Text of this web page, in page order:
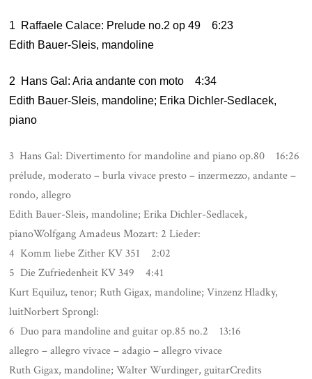
1 Raffaele Calace: Prelude no.2 op 49 6:23
Edith Bauer-Sleis, mandoline
2 Hans Gal: Aria andante con moto 4:34
Edith Bauer-Sleis, mandoline; Erika Dichler-Sedlacek,
piano
3 Hans Gal: Divertimento for mandoline and piano op.80 16:26
prélude, moderato – burla vivace presto – inzermezzo, andante –
rondo, allegro
Edith Bauer-Sleis, mandoline; Erika Dichler-Sedlacek,
pianoWolfgang Amadeus Mozart: 2 Lieder:
4 Komm liebe Zither KV 351 2:02
5 Die Zufriedenheit KV 349 4:41
Kurt Equiluz, tenor; Ruth Gigax, mandoline; Vinzenz Hladky,
luitNorbert Sprongl:
6 Duo para mandoline and guitar op.85 no.2 13:16
allegro – allegro vivace – adagio – allegro vivace
Ruth Gigax, mandoline; Walter Wurdinger, guitarCredits